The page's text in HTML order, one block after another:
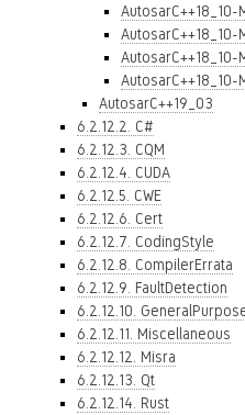
AutosarC++18_10-
AutosarC++18_10-
AutosarC++18_10-
AutosarC++18_10-
AutosarC++19_03
6.2.12.2. C#
6.2.12.3. CQM
6.2.12.4. CUDA
6.2.12.5. CWE
6.2.12.6. Cert
6.2.12.7. CodingStyle
6.2.12.8. CompilerErrata
6.2.12.9. FaultDetection
6.2.12.10.
6.2.12.11. Miscellaneous
6.2.12.12. Misra
6.2.12.13. Qt
6.2.12.14. Rust